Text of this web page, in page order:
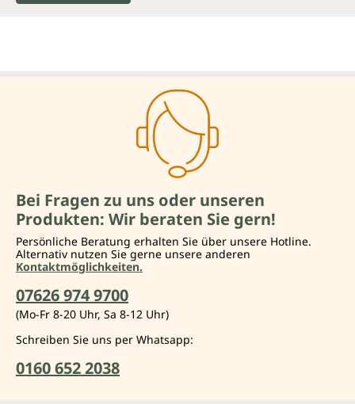
Bei Fragen zu uns oder unseren
Produkten: Wir beraten Sie gern!
Persönliche Beratung erhalten Sie über unsere Hotline.
Alternativ nutzen Sie gerne unsere anderen
Kontaktmöglichkeiten.
07626 974 9700
(Mo-Fr 8-20 Uhr, Sa 8-12 Uhr)
Schreiben Sie uns per Whatsapp:
0160 652 2038